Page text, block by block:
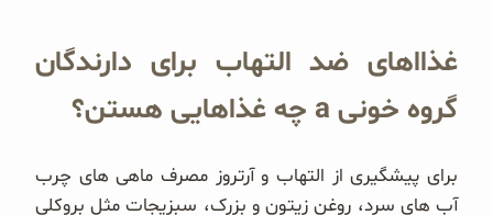
غذااهای ضد التهاب برای دارندگان
گروه خونی a چه غذاهایی هستن؟
برای پیشگیری از التهاب و آرتروز مصرف ماهی های چرب
آب های سرد، روغن زیتون و بزرک، سبزیجات مثل بروکلی